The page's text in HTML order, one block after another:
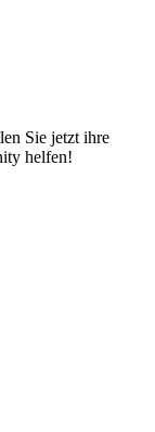
Sie jetzt ihre
helfen!